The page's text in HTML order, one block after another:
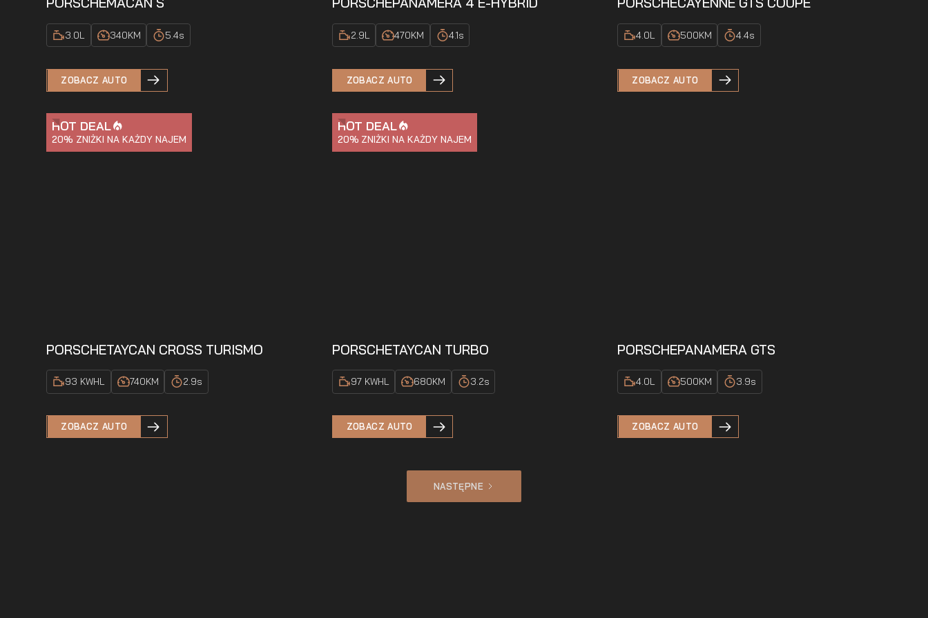
3.0L 340KM 5.4s
ZOBACZ AUTO
2.9L 470KM 4.1s
ZOBACZ AUTO
4.0L 500KM 4.4s
ZOBACZ AUTO
HOT DEAL
20% ZNIŻKI NA KAŻDY NAJEM
PORSCHETAYCAN CROSS TURISMO
93 KWHL 740KM 2.9s
ZOBACZ AUTO
HOT DEAL
20% ZNIŻKI NA KAŻDY NAJEM
PORSCHETAYCAN TURBO
97 KWHL 680KM 3.2s
ZOBACZ AUTO
PORSCHEPANAMERA GTS
4.0L 500KM 3.9s
ZOBACZ AUTO
NASTĘPNE